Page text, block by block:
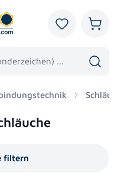
Du hast 0
filtern